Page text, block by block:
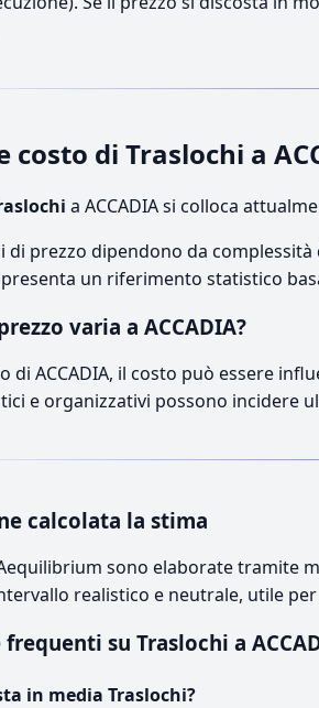
costo di Traslochi a
a ACCADIA si colloca
di prezzo dipendono da
un riferimento statistico
varia a ACCADIA?
di ACCADIA, il costo può essere
e organizzativi possono incidere
calcolata la stima
sono elaborate tramite
realistico e neutrale, utile
su Traslochi a
in media Traslochi?